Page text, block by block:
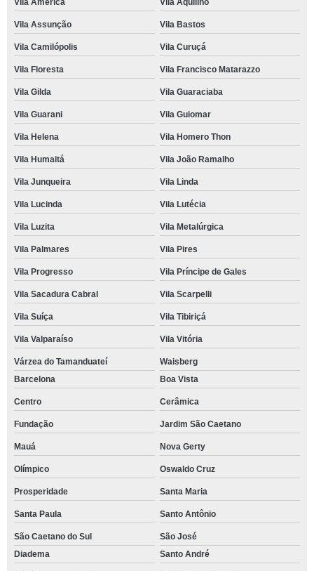
Vila América Vila Aquilino
Vila Assunção Vila Bastos
Vila Camilópolis Vila Curuçá
Vila Floresta Vila Francisco Matarazzo
Vila Gilda Vila Guaraciaba
Vila Guarani Vila Guiomar
Vila Helena Vila Homero Thon
Vila Humaitá Vila João Ramalho
Vila Junqueira Vila Linda
Vila Lucinda Vila Lutécia
Vila Luzita Vila Metalúrgica
Vila Palmares Vila Pires
Vila Progresso Vila Príncipe de Gales
Vila Sacadura Cabral Vila Scarpelli
Vila Suíça Vila Tibiriçá
Vila Valparaíso Vila Vitória
Várzea do Tamanduateí
Waisberg
Barcelona
Boa Vista
Centro Cerâmica
Fundação Jardim São Caetano
Mauá Nova Gerty
Olímpico Oswaldo Cruz
Prosperidade Santa Maria
Santa Paula Santo Antônio
São Caetano do Sul
São José
Diadema
Santo André